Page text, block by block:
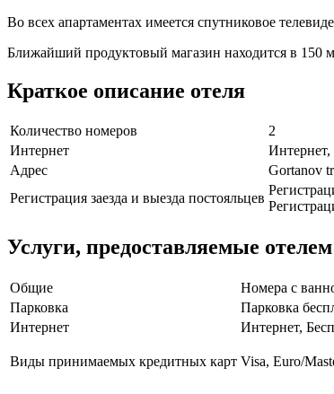
Во всех апартаментах имеется спутниковое
Ближайший продуктовый магазин находится в 150
Краткое описание отеля
Количество номеров
2
Интернет
Адрес
Gortanov
Регистрация заезда и выезда постояльцев
Услуги, предоставляемые отелем
Общие
Номера с
Парковка
Парковка
Интернет
Интернет,
Виды принимаемых кредитных карт Visa, Euro/